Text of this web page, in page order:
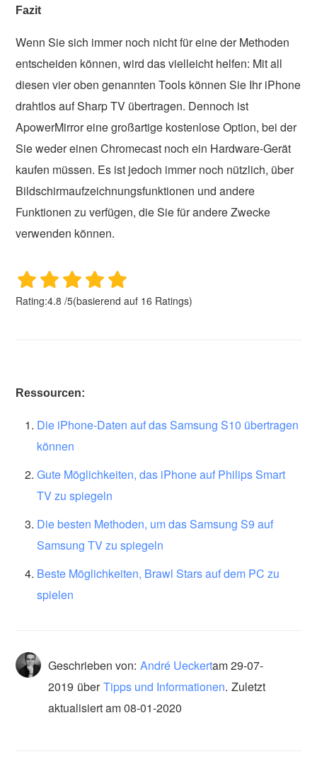
Fazit
Wenn Sie sich immer noch nicht für eine der Methoden
entscheiden können, wird das vielleicht helfen: Mit all
diesen vier oben genannten Tools können Sie Ihr iPhone
drahtlos auf Sharp TV übertragen. Dennoch ist
ApowerMirror eine großartige kostenlose Option, bei der
Sie weder einen Chromecast noch ein Hardware-Gerät
kaufen müssen. Es ist jedoch immer noch nützlich, über
Bildschirmaufzeichnungsfunktionen und andere
Funktionen zu verfügen, die Sie für andere Zwecke
verwenden können.
Rating:4.8 /5(basierend auf 16 Ratings)
Ressourcen:
Die iPhone-Daten auf das Samsung S10 übertragen
können
Gute Möglichkeiten, das iPhone auf Philips Smart
TV zu spiegeln
Die besten Methoden, um das Samsung S9 auf
Samsung TV zu spiegeln
Beste Möglichkeiten, Brawl Stars auf dem PC zu
spielen
Geschrieben von: André Ueckertam29-07-
2019 über Tipps und Informationen. Zuletzt
aktualisiert am 08-01-2020